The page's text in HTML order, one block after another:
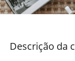
BLOG
Descrição da